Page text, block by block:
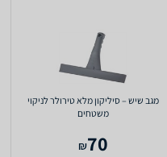
מגב שיש – סיליקון מלא טירולר לניקוי
משטחים
70
₪